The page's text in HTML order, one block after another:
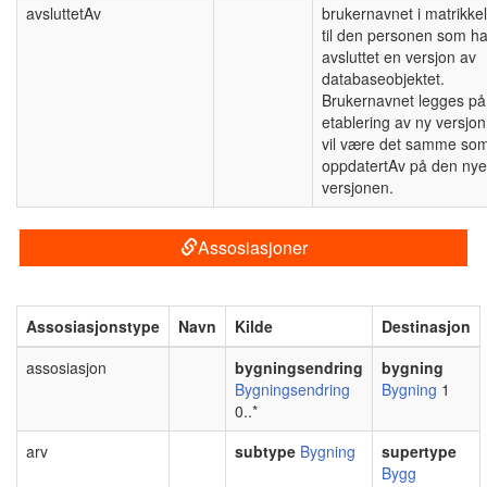
avsluttetAv
brukernavnet i
til den personen som
avsluttet en versjon av
databaseobjektet.
Brukernavnet legges
etablering av ny
vil være det samme
oppdatertAv på den nye
versjonen.
Assosiasjoner
Assosiasjonstype Navn Kilde
Destinasjon
assosiasjon
bygningsendring
Bygningsendring
0..*
bygning
Bygning 1
arv subtype Bygning
supertype
Bygg